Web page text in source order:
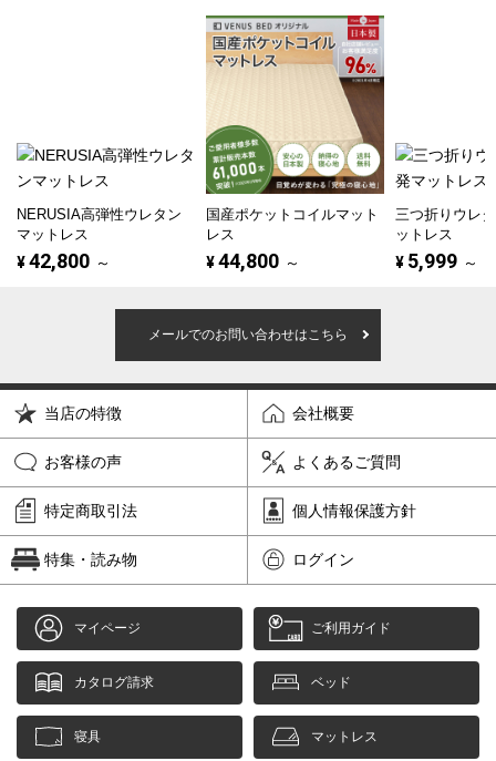
NERUSIA高弾性ウレタン
マットレス
¥42,800 ～
国産ポケットコイルマット
レス
¥44,800 ～
三つ折りウレ
ットレス
¥ 5,999 ～
メールでのお問い合わせはこちら
当店の特徴 会社概要
お客様の声 よくあるご質問
特定商取引法 個人情報保護方針
特集・読み物 ログイン
マイページ ご利用ガイド
カタログ請求 ベッド
寝具 マットレス